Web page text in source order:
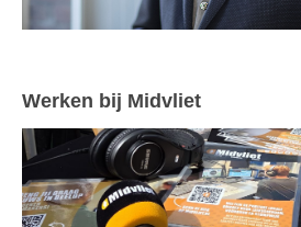
Werken bij Midvliet